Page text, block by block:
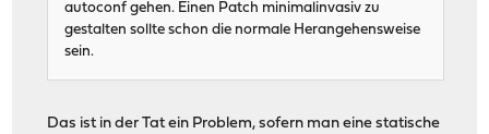
autoconf gehen. Einen Patch minimalinvasiv zu
gestalten sollte schon die normale Herangehensweise
sein.
Das ist in der Tat ein Problem, sofern man eine statische